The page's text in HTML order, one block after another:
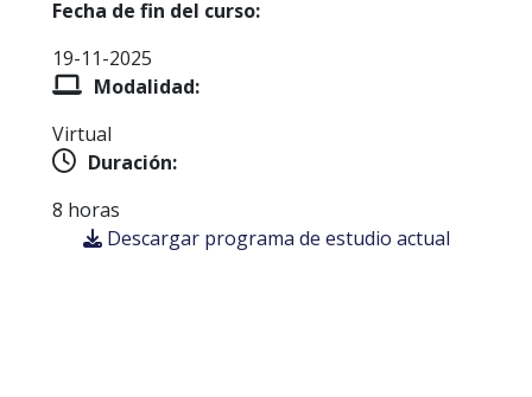
Fecha de fin del curso:
19-11-2025
Modalidad:
Virtual
Duración:
8 horas
Descargar programa de estudio actual